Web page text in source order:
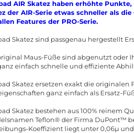
AIR Skatez haben erhöhte
der AIR-Serie etwas schneller als
Features der PRO-Serie.
Skatez sind passgenau hergestellt
Maus-Füße sind abgenutzt oder
einfach schnelle und effiziente
Skatez ersetzen exakt die
ganz einfach als Ersatz-
Skatez bestehen aus 100% reinem
Teflon® der Firma DuPont™
Koeffizient liegt unter 0,06µ